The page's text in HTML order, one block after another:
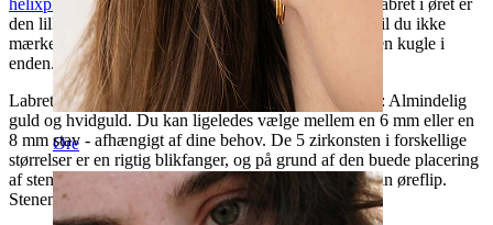
Øre
den lille flade plade på bagsiden - især når du sover, vil du ikke
mærke smykket på samme måde som hvis det havde en kugle i
enden.
Labretten er lavet af 14 karat guld og fås i to varianter: Almindelig
guld og hvidguld. Du kan ligeledes vælge mellem en 6 mm eller en
8 mm stav - afhængigt af dine behov. De 5 zirkonsten i forskellige
størrelser er en rigtig blikfanger, og på grund af den buede placering
af stenene passer formen perfekt ind i din helix eller din øreflip.
Stenene måler ca. 3, 2 og 1 mm.